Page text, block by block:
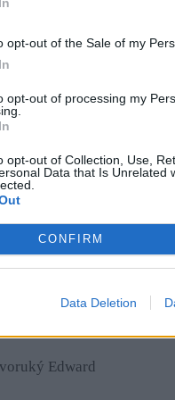
opt-out of the Sale of my
opt-out of processing my
opt-out of Collection, Use,
Data that Is Unrelated
CONFIRM
Data Deletion
s mojím výsledkom.
neuvidím, že je to úplne
a znova, kým
kráľ, Jazmina nevidí
Edward